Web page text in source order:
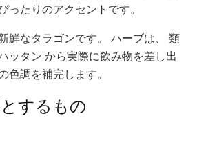
ったりのアクセントです。
鮮なタラゴンです。 ハーブは、 類
ッタン から実際に飲み物を差し出
色調を補完します。
するもの